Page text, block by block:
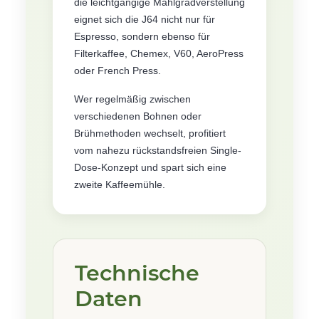
eignet sich die J64 nicht nur für
Espresso, sondern ebenso für
Filterkaffee, Chemex, V60, AeroPress
oder French Press.
Wer regelmäßig zwischen
verschiedenen Bohnen oder
Brühmethoden wechselt, profitiert
vom nahezu rückstandsfreien Single-
Dose-Konzept und spart sich eine
zweite Kaffeemühle.
Technische
Daten